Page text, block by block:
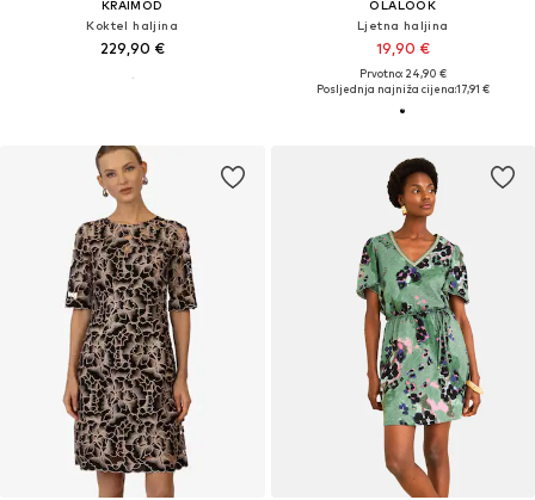
KRAIMOD
Koktel haljina
229,90 €
OLALOOK
Ljetna haljina
19,90 €
Prvotno: 24,90 €
Posljednja najniža cijena:17,91 €